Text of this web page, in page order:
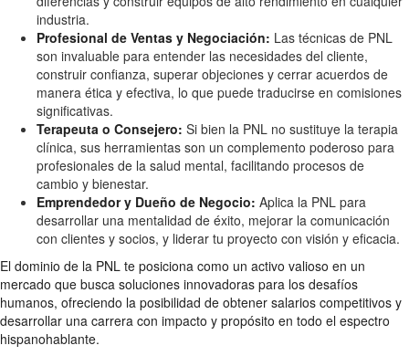
industria.
Profesional de Ventas y Negociación: Las técnicas de PNL
son invaluable para entender las necesidades del cliente,
construir confianza, superar objeciones y cerrar acuerdos de
manera ética y efectiva, lo que puede traducirse en comisiones
significativas.
Terapeuta o Consejero: Si bien la PNL no sustituye la terapia
clínica, sus herramientas son un complemento poderoso para
profesionales de la salud mental, facilitando procesos de
cambio y bienestar.
Emprendedor y Dueño de Negocio: Aplica la PNL para
desarrollar una mentalidad de éxito, mejorar la comunicación
con clientes y socios, y liderar tu proyecto con visión y eficacia.
El dominio de la PNL te posiciona como un activo valioso en un
mercado que busca soluciones innovadoras para los desafíos
humanos, ofreciendo la posibilidad de obtener salarios competitivos y
desarrollar una carrera con impacto y propósito en todo el espectro
hispanohablante.